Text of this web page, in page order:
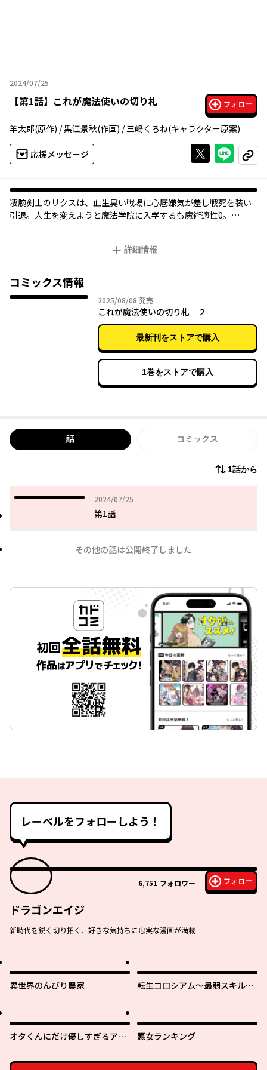
2024/07/25
2024年07月25日
【第1話】 これが魔法使いの切り札 フォロー
羊太郎(原作) /黒江景秋(作画) /三嶋くろね(キャラクター原案)
応援メッセージ Xで投稿する
ライン
コピー
凄腕剣士のリクスは、血生臭い戦場に心底嫌気が差し戦死を装い
引退。人生を変えようと魔法学院に入学するも魔術適性0。
すると今度はその戦闘力が皇女に目をつけられて――。
いやだから俺が目指してるのは最強とかじゃなくて"平和で楽しい
生き方"なんだって!
詳細情報
コミックス情報
2025/08/08 2025年08月08日
発売
これが魔法使いの切り札 ２
最新刊をストアで購入
1巻をストアで購入
話 コミックス
1話から
2024/07/25
2024年07月25日
第1話
その他の話は公開終了しました
レーベルをフォローしよう！
6,751 フォロワー フォロー
ドラゴンエイジ
新時代を鋭く切り拓く、好きな気持ちに忠実な漫画が満載
異世界のんびり農家
転生コロシアム～最弱スキルで
オタくんにだけ優しすぎるアヤ
悪女ランキング